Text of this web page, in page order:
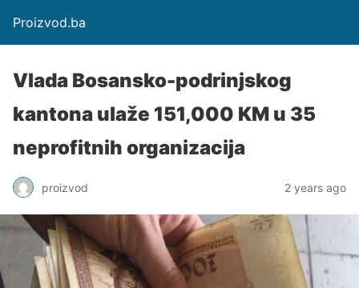
Proizvod.ba
Vlada Bosansko-podrinjskog
kantona ulaže 151,000 KM u 35
neprofitnih organizacija
proizvod 2 years ago